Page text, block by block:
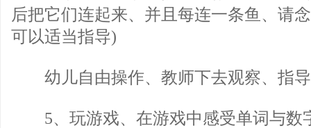
后把它们连起来、并且每连一条鱼、请
可以适当指导)
幼儿自由操作、教师下去观察、指
5、玩游戏、在游戏中感受单词与数